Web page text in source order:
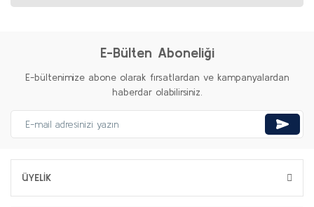
E-Bülten Aboneliği
E-bültenimize abone olarak fırsatlardan ve kampanyalardan
haberdar olabilirsiniz.
ÜYELİK